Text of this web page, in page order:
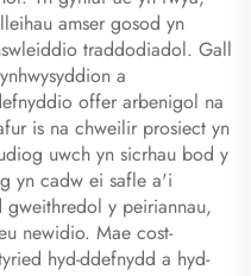
amser gosod yn
traddodiadol. Gall
a
offer arbenigol na
is na chweilir prosiect yn
uwch yn sicrhau bod y
yn cadw ei safle a'i
y peiriannau,
newidio. Mae cost-
hyd-ddefnydd a hyd-